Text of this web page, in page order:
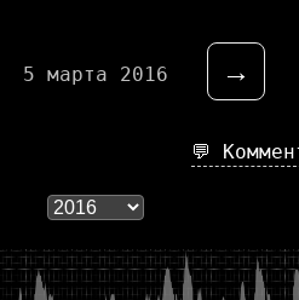
5 марта 2016 →
💬